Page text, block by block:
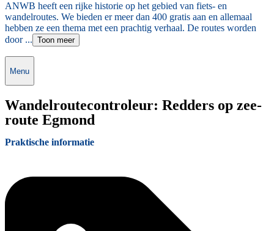
ANWB heeft een rijke historie op het gebied van fiets- en
wandelroutes. We bieden er meer dan 400 gratis aan en allemaal
hebben ze een thema met een prachtig verhaal. De routes worden
door ... Toon meer
Menu
Wandelroutecontroleur: Redders op zee-
route Egmond
Praktische informatie